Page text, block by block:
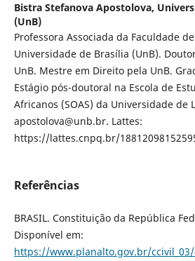
Bistra Stefanova Apostolova,
(UnB)
Professora Associada da Faculdade
Universidade de Brasília (UnB).
UnB. Mestre em Direito pela UnB.
Estágio pós-doutoral na Escola de
Africanos (SOAS) da Universidade de
apostolova@unb.br. Lattes:
https://lattes.cnpq.br/
Referências
BRASIL. Constituição da República
Disponível em:
https://www.planalto.gov.br/